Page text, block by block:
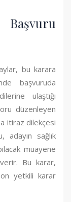
bu karara
başvuruda
ulaştığı
düzenleyen
itiraz dilekçesi
adayın sağlık
muayene
Bu karar,
yetkili karar